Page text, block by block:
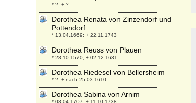
* ?; + ?
Dorothea Renata von Zinzendorf und
Pottendorf
* 13.04.1669; + 22.11.1743
Dorothea Reuss von Plauen
* 28.10.1570; + 02.12.1631
Dorothea Riedesel von Bellersheim
* ?; + nach 25.03.1610
Dorothea Sabina von Arnim
* 08.04.1707; + 11.10.1738